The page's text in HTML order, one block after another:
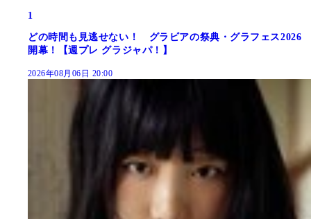
1
どの時間も見逃せない！ グラビアの祭典・グラフェス2026
開幕！【週プレ グラジャパ！】
2026年08月06日 20:00